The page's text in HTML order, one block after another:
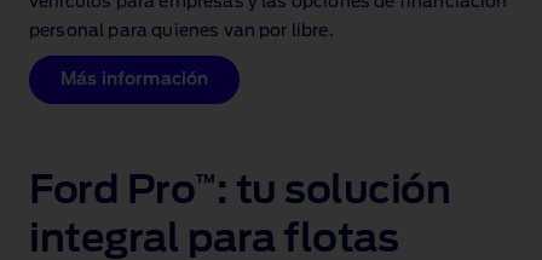
personal para quienes van por libre.
Más información
Ford Pro™ : tu solución
integral para flotas